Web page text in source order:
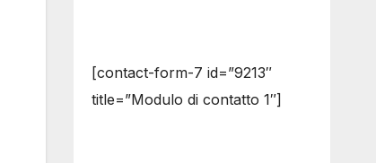
[contact-form-7 id=”9213″
title=”Modulo di contatto 1″]